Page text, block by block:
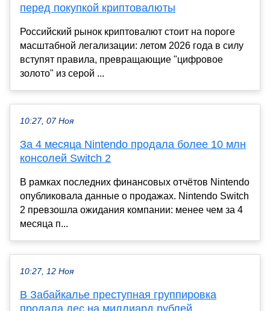
перед покупкой криптовалюты
Российский рынок криптовалют стоит на пороге
масштабной легализации: летом 2026 года в силу
вступят правила, превращающие "цифровое
золото" из серой ...
10:27, 07 Ноя
За 4 месяца Nintendo продала более 10 млн
консолей Switch 2
В рамках последних финансовых отчётов Nintendo
опубликовала данные о продажах. Nintendo Switch
2 превзошла ожидания компании: менее чем за 4
месяца п...
10:27, 12 Ноя
В Забайкалье преступная группировка